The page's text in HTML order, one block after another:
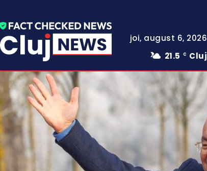
joi, august 6, 2026
21.5
C Cluj